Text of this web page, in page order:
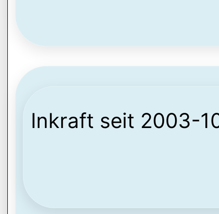
Inkraft seit 2003-